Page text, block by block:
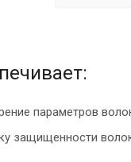
параметров
защищенности